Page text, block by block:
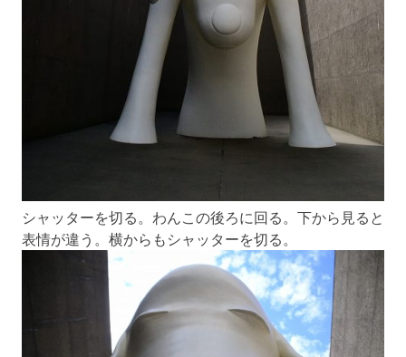
シャッターを切る。わんこの後ろに回る。下から見ると
表情が違う。横からもシャッターを切る。